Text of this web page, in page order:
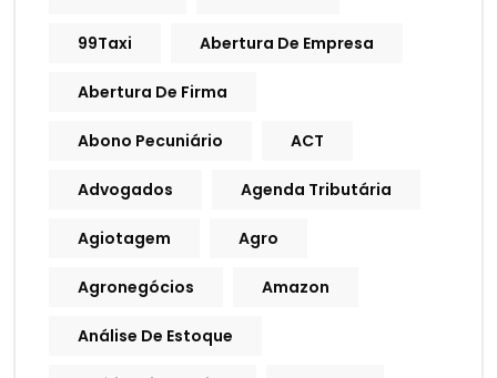
99Taxi Abertura De Empresa
Abertura De Firma
Abono Pecuniário ACT
Advogados Agenda Tributária
Agiotagem Agro
Agronegócios Amazon
Análise De Estoque